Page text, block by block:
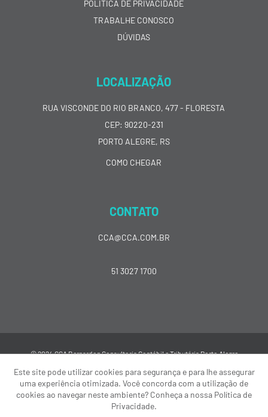
POLÍTICA DE PRIVACIDADE
TRABALHE CONOSCO
DÚVIDAS
LOCALIZAÇÃO
RUA VISCONDE DO RIO BRANCO, 477 - FLORESTA
CEP: 90220-231
PORTO ALEGRE, RS
COMO CHEGAR
CONTATO
CCA@CCA.COM.BR
51 3027 1700
© 2024 CCA Bernardon Consultoria Contábil e Tributária Porto Alegre
Este site pode utilizar cookies para segurança e para lhe assegurar
uma experiência otimizada. Você concorda com a utilização de
cookies ao navegar neste ambiente? Conheça a nossa Política de
Privacidade.